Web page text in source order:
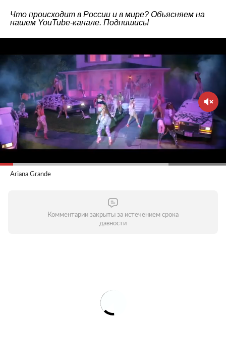
Что происходит в России и в мире? Объясняем на
нашем YouTube-канале. Подпишись!
Ariana Grande
Комментарии закрыты за истечением срока
давности